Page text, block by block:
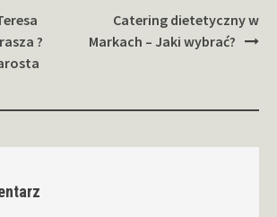
?
Catering dietetyczny w
Markach – Jaki wybrać?